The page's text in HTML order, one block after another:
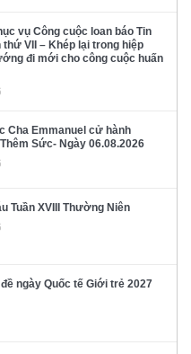
vụ Công cuộc loan báo Tin
VII – Khép lại trong hiệp
đi mới cho công cuộc huấn
Cha Emmanuel cử hành
Sức- Ngày 06.08.2026
Tuần XVIII Thường Niên
ngày Quốc tế Giới trẻ 2027